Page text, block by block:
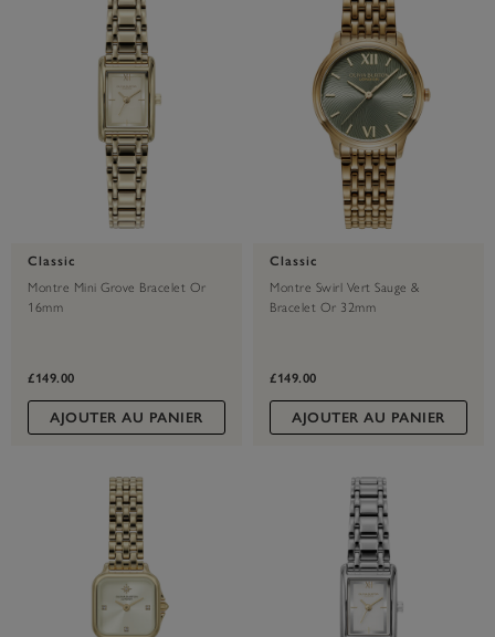
Classic
Montre Mini Grove Bracelet Or
16mm
£149.00
AJOUTER AU PANIER
Classic
Montre Swirl Vert Sauge &
Bracelet Or 32mm
£149.00
AJOUTER AU PANIER